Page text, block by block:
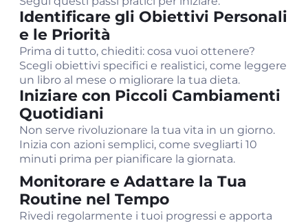
Identificare gli Obiettivi Personali
e le Priorità
Prima di tutto, chiediti: cosa vuoi ottenere?
Scegli obiettivi specifici e realistici, come leggere
un libro al mese o migliorare la tua dieta.
Iniziare con Piccoli Cambiamenti
Quotidiani
Non serve rivoluzionare la tua vita in un giorno.
Inizia con azioni semplici, come svegliarti 10
minuti prima per pianificare la giornata.
Monitorare e Adattare la Tua
Routine nel Tempo
Rivedi regolarmente i tuoi progressi e apporta